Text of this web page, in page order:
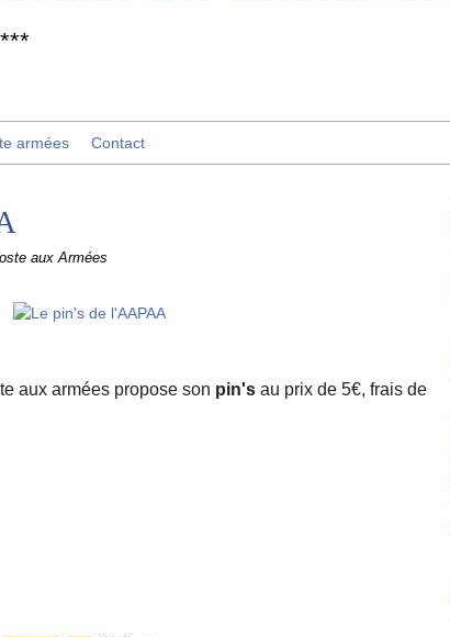
armées Contact
aux Armées
aux armées propose son pin's au prix de 5€, frais de